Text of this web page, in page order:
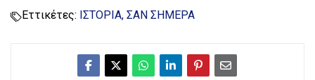
Εττικέτες: ΙΣΤΟΡΙΑ ΣΑΝ ΣΗΜΕΡΑ